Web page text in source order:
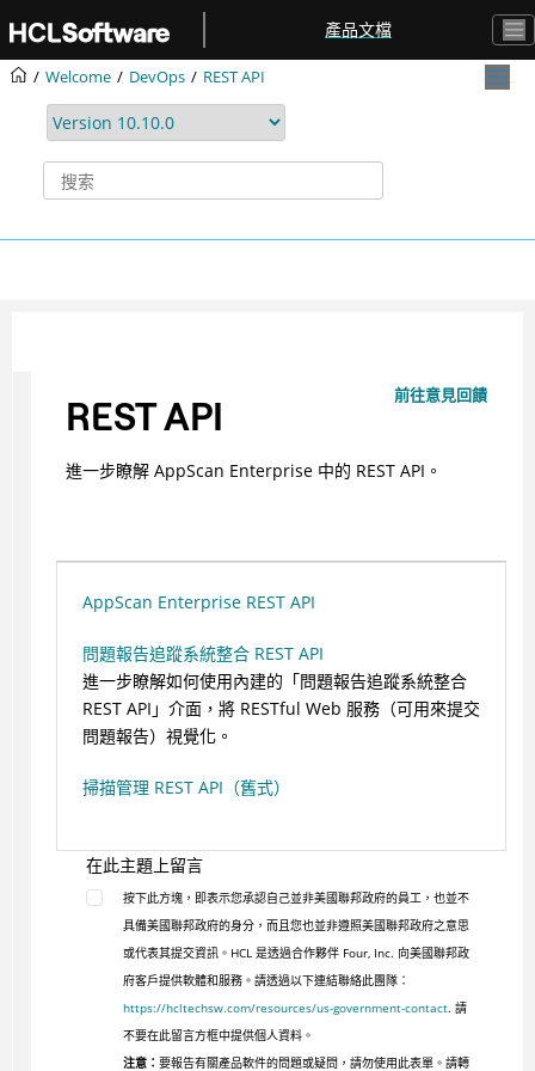
產品文檔
Welcome DevOps REST API
前往意見回饋
REST API
進一步瞭解 AppScan Enterprise 中的 REST API。
AppScan Enterprise REST API
問題報告追蹤系統整合 REST API
進一步瞭解如何使用內建的「問題報告追蹤系統整合
REST API」介面，將 RESTful Web 服務（可用來提交
問題報告）視覺化。
掃描管理 REST API（舊式）
在此主題上留言
按下此方塊，即表示您承認自己並非美國聯邦政府的員工，也並不
具備美國聯邦政府的身分，而且您也並非遵照美國聯邦政府之意思
或代表其提交資訊。HCL 是透過合作夥伴 Four, Inc. 向美國聯邦政
府客戶提供軟體和服務。請透過以下連結聯絡此團隊：
https://hcltechsw.com/resources/us-government-contact. 請
不要在此留言方框中提供個人資料。
注意： 要報告有關產品軟件的問題或疑問，請勿使用此表單。請轉